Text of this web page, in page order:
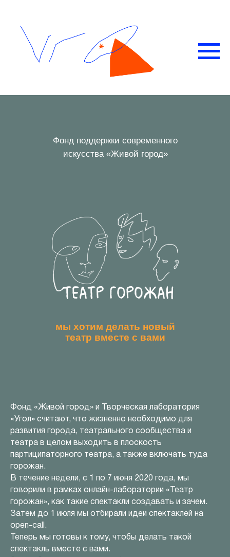
Фонд поддержки современного
искусства «Живой город»
мы хотим делать новый
театр вместе с вами
Фонд «Живой город» и Творческая лаборатория
«Угол» считают, что жизненно необходимо для
развития города, театрального сообщества и
театра в целом выходить в плоскость
партиципаторного театра, а также включать туда
горожан.
В течение недели, с 1 по 7 июня 2020 года, мы
говорили в рамках онлайн-лаборатории «Театр
горожан», как такие спектакли создавать и зачем.
Затем до 1 июля мы отбирали идеи спектаклей на
open-call.
Теперь мы готовы к тому, чтобы делать такой
спектакль вместе с вами.